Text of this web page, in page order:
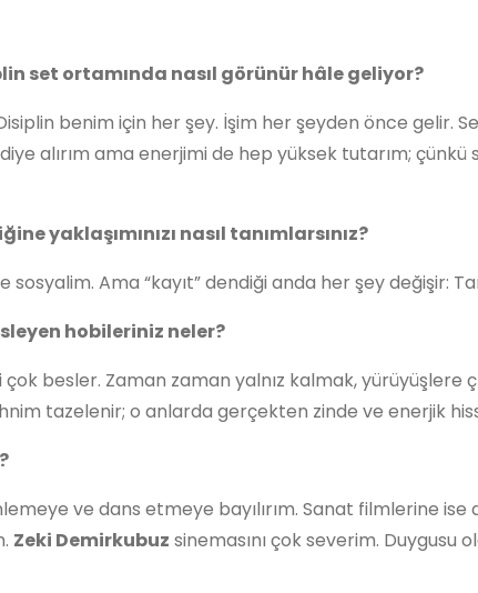
set ortamında nasıl görünür hâle geliyor?
Disiplin benim için her şey. İşim her şeyden önce
alırım ama enerjimi de hep yüksek tutarım;
yaklaşımınızı nasıl tanımlarsınız?
Ama “kayıt” dendiği anda her şey değişir:
hobileriniz neler?
besler. Zaman zaman yalnız kalmak, yürüyüşlere
tazelenir; o anlarda gerçekten zinde ve enerjik
ve dans etmeye bayılırım. Sanat filmlerine ise
Zeki Demirkubuz sinemasını çok severim.